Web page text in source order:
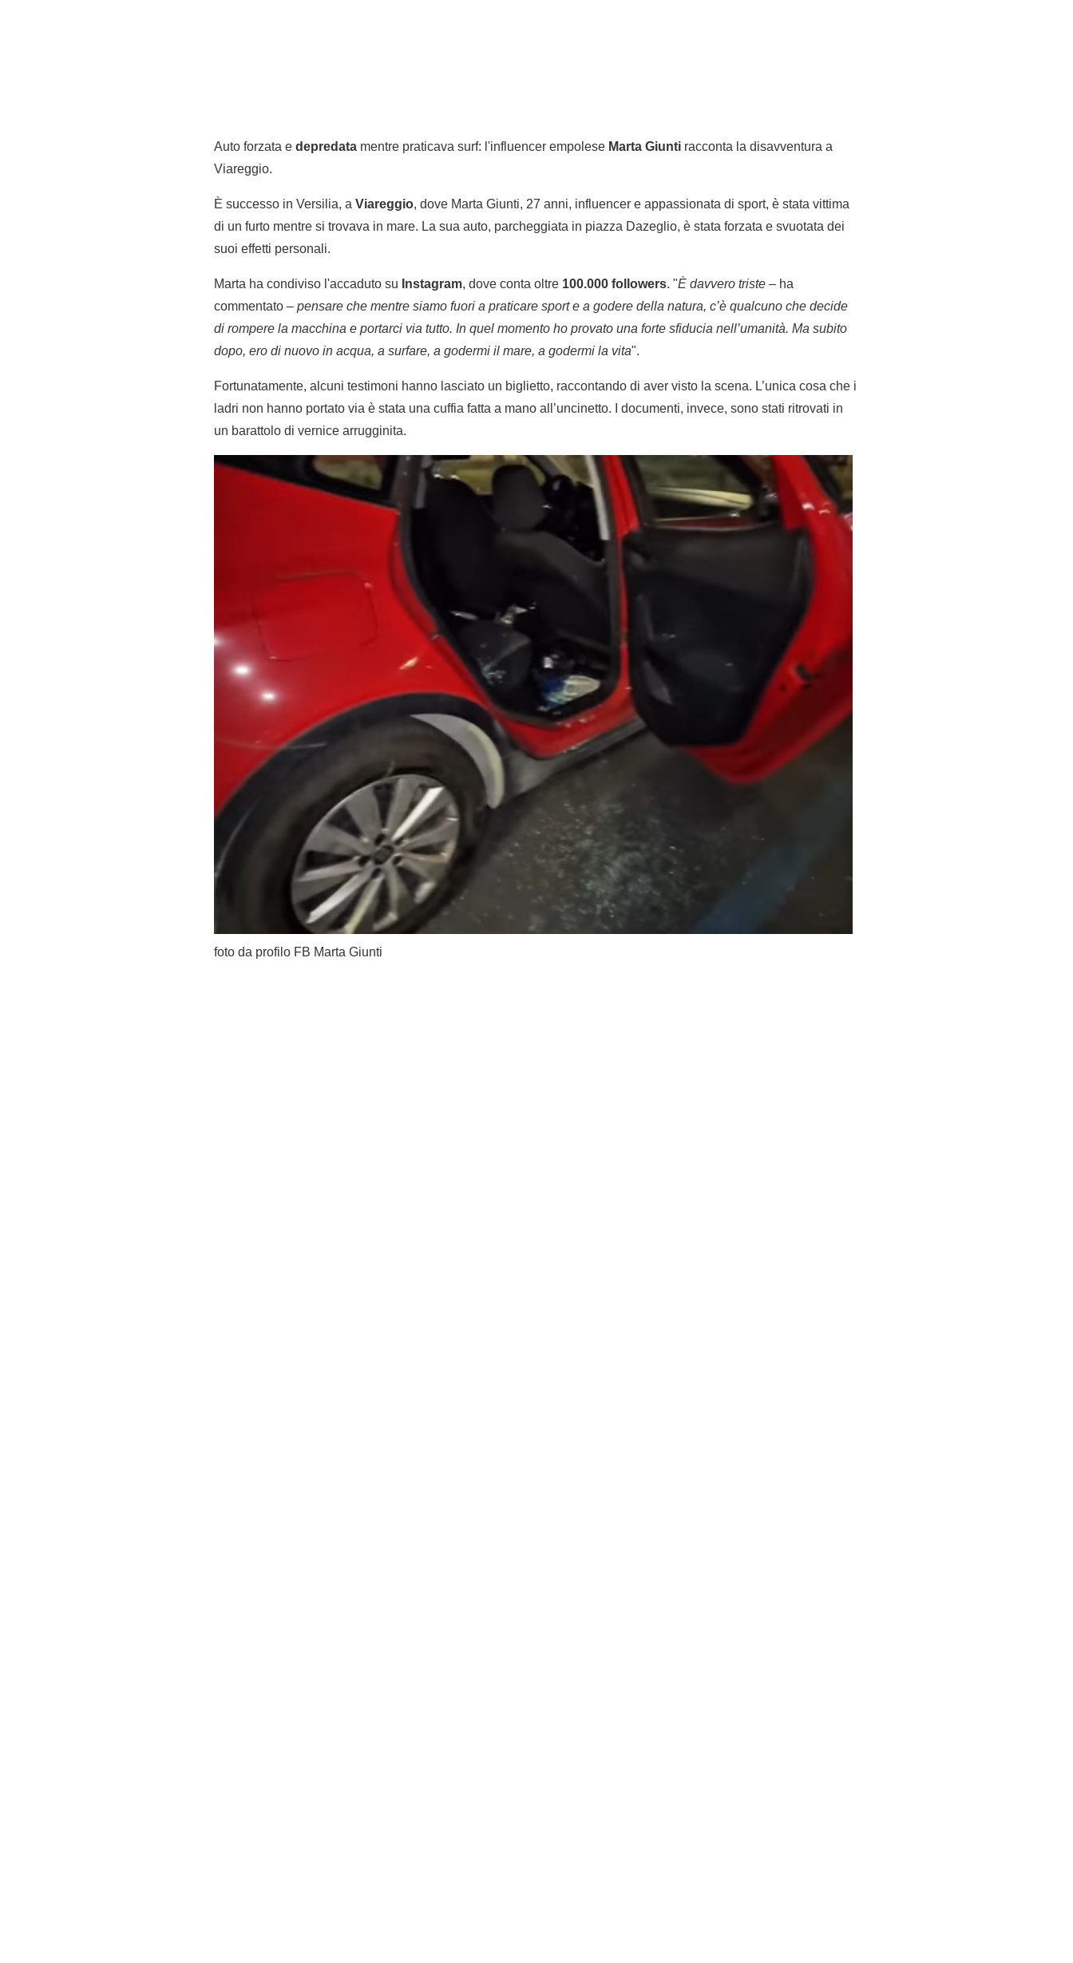
Auto forzata e depredata mentre praticava surf: l'influencer empolese Marta Giunti racconta la disavventura a
Viareggio.
È successo in Versilia, a Viareggio, dove Marta Giunti, 27 anni, influencer e appassionata di sport, è stata vittima
di un furto mentre si trovava in mare. La sua auto, parcheggiata in piazza Dazeglio, è stata forzata e svuotata dei
suoi effetti personali.
Marta ha condiviso l'accaduto su Instagram, dove conta oltre 100.000 followers. "È davvero triste – ha
commentato – pensare che mentre siamo fuori a praticare sport e a godere della natura, c’è qualcuno che decide
di rompere la macchina e portarci via tutto. In quel momento ho provato una forte sfiducia nell’umanità. Ma subito
dopo, ero di nuovo in acqua, a surfare, a godermi il mare, a godermi la vita".
Fortunatamente, alcuni testimoni hanno lasciato un biglietto, raccontando di aver visto la scena. L’unica cosa che i
ladri non hanno portato via è stata una cuffia fatta a mano all’uncinetto. I documenti, invece, sono stati ritrovati in
un barattolo di vernice arrugginita.
foto da profilo FB Marta Giunti